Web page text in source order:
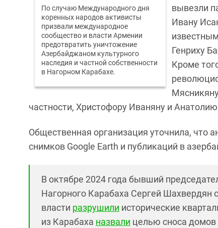
По случаю Международного дня
коренных народов активисты
призвали международное
сообщество и власти Армении
предотвратить уничтожение
Азербайджаном культурного
наследия и частной собственности
в Нагорном Карабахе.
вывезли
Ивану
Генриху
Кроме
частности, Христофору Иваняну и
Общественная организация уточнила, что
снимков Google Earth и публикаций в
В октябре 2024 года бывший
Нагорного Карабаха Сергей Шахвердян
власти разрушили исторические
из Карабаха назвали целью сноса